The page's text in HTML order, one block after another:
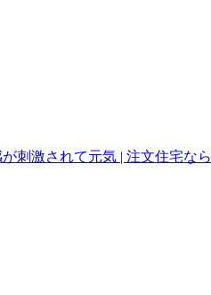
刺激されて元気 | 注文住宅な